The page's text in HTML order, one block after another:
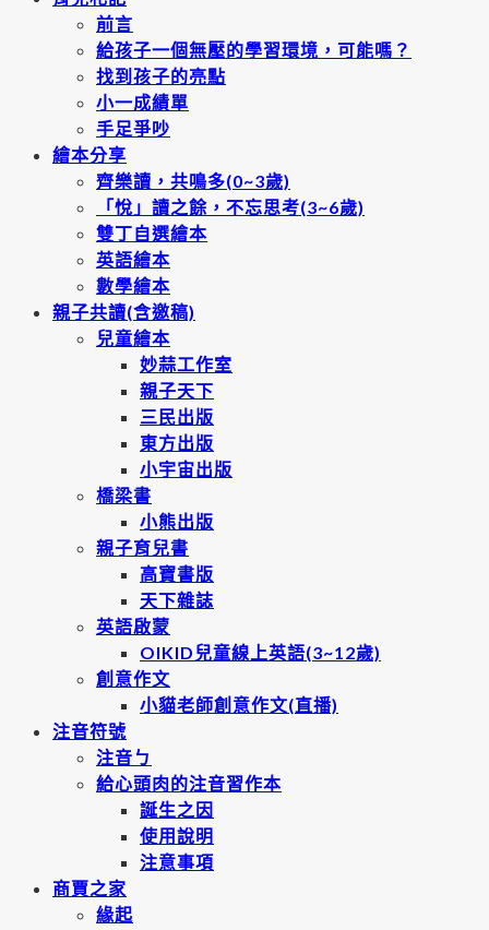
前言
給孩子一個無壓的學習環境，可能嗎？
找到孩子的亮點
小一成績單
手足爭吵
繪本分享
齊樂讀，共鳴多(0~3歲)
「悅」讀之餘，不忘思考(3~6歲)
雙丁自選繪本
英語繪本
數學繪本
親子共讀(含邀稿)
兒童繪本
妙蒜工作室
親子天下
三民出版
東方出版
小宇宙出版
橋梁書
小熊出版
親子育兒書
高寶書版
天下雜誌
英語啟蒙
OIKID兒童線上英語(3~12歲)
創意作文
小貓老師創意作文(直播)
注音符號
注音ㄅ
給心頭肉的注音習作本
誕生之因
使用說明
注意事項
商賈之家
緣起